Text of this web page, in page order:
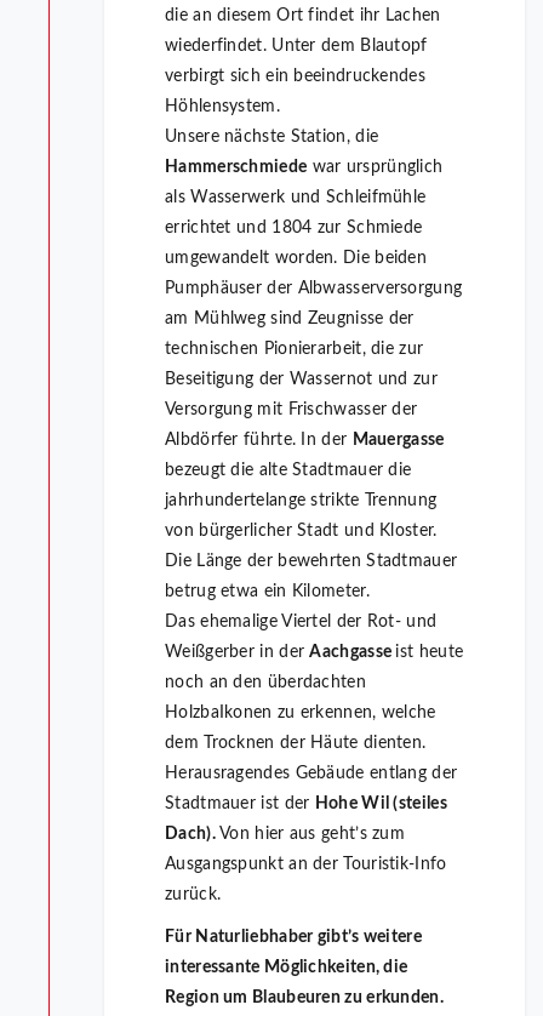
die an diesem Ort findet ihr Lachen
wiederfindet. Unter dem Blautopf
verbirgt sich ein beeindruckendes
Höhlensystem.
Unsere nächste Station, die
Hammerschmiede war ursprünglich
als Wasserwerk und Schleifmühle
errichtet und 1804 zur Schmiede
umgewandelt worden. Die beiden
Pumphäuser der Albwasserversorgung
am Mühlweg sind Zeugnisse der
technischen Pionierarbeit, die zur
Beseitigung der Wassernot und zur
Versorgung mit Frischwasser der
Albdörfer führte. In der Mauergasse
bezeugt die alte Stadtmauer die
jahrhundertelange strikte Trennung
von bürgerlicher Stadt und Kloster.
Die Länge der bewehrten Stadtmauer
betrug etwa ein Kilometer.
Das ehemalige Viertel der Rot- und
Weißgerber in derAachgasse ist heute
noch an den überdachten
HolzbaIkonen zu erkennen, welche
dem Trocknen der Häute dienten.
Herausragendes Gebäude entlang der
Stadtmauer ist der Hohe Wil (steiles
Dach).Von hier aus geht’s zum
Ausgangspunkt an der Touristik-Info
zurück.
Für Naturliebhaber gibt’s weitere
interessante Möglichkeiten, die
Region um Blaubeuren zu erkunden.